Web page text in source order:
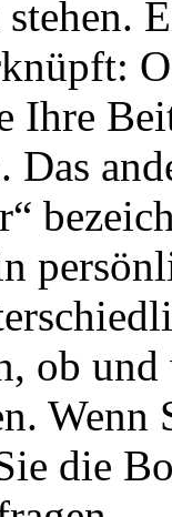
stehen.
Ihre
Das
ob
Wenn
die